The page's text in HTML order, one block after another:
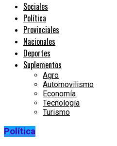
Sociales
Política
Provinciales
Nacionales
Deportes
Suplementos
Agro
Automovilismo
Economía
Tecnología
Turismo
Política